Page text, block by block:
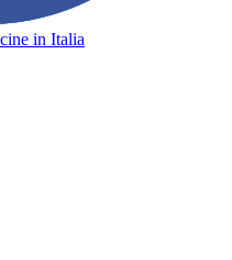
in Italia